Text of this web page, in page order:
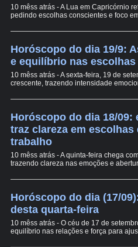
10 mêss atrás - A Lua em Capricórnio
pedindo escolhas conscientes e foco
Horóscopo do dia 19/9:
e equilíbrio nas
10 mêss atrás - A sexta-feira, 19 de
crescente, trazendo intensidade
Horóscopo do dia 18/09:
traz clareza em escolhas
trabalho
10 mêss atrás - A quinta-feira chega
trazendo clareza nas emoções e
Horóscopo do dia (17/
desta quarta-feira
10 mêss atrás - O céu de 17 de
equilíbrio nas relações e força para